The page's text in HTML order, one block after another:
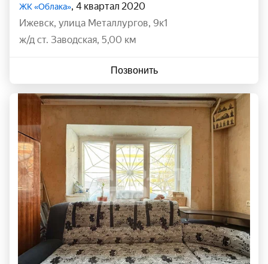
ЖК «Облака», 4 квартал 2020
Ижевск, улица Металлургов, 9к1
ж/д ст. Заводская, 5,00 км
Позвонить